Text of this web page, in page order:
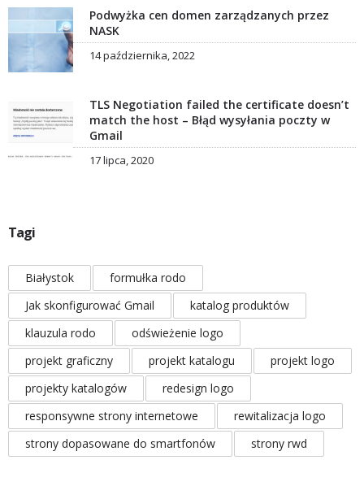
Podwyżka cen domen zarządzanych przez
NASK
14 października, 2022
TLS Negotiation failed the certificate doesn’t
match the host – Błąd wysyłania poczty w
Gmail
17 lipca, 2020
Tagi
Białystok
formułka rodo
Jak skonfigurować Gmail
katalog produktów
klauzula rodo
odświeżenie logo
projekt graficzny
projekt katalogu
projekt logo
projekty katalogów
redesign logo
responsywne strony internetowe
rewitalizacja logo
strony dopasowane do smartfonów
strony rwd